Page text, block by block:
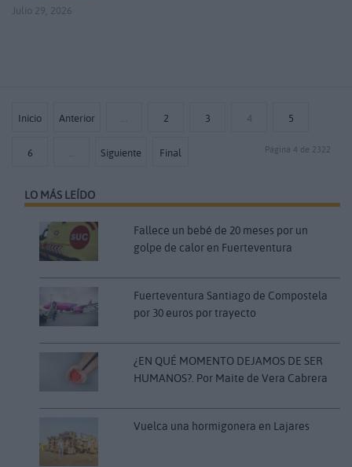
Julio 29, 2026
Inicio Anterior … 2 3 4 5
6 … Siguiente Final Página 4 de 2322
LO MÁS LEÍDO
Fallece un bebé de 20 meses por un
golpe de calor en Fuerteventura
Fuerteventura Santiago de Compostela
por 30 euros por trayecto
¿EN QUÉ MOMENTO DEJAMOS DE SER
HUMANOS?. Por Maite de Vera Cabrera
Vuelca una hormigonera en Lajares